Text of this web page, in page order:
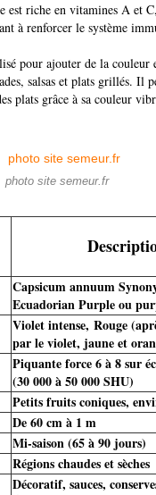
est riche en vitamines A et
à renforcer le système
pour ajouter de la couleur
salsas et plats grillés. Il
plats grâce à sa couleur
photo site semeur.fr
Capsicum annuum
Ecuadorian Purple ou
Violet intense, Rouge
par le violet, jaune et
Piquante force 6 à 8 sur
(30 000 à 50 000 SHU)
Petits fruits coniques,
De 60 cm à 1 m
Mi-saison (65 à 90 jours)
Régions chaudes et sèches
Décoratif, sauces,